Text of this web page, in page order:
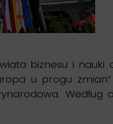
biznesu i nauki
u progu
Według